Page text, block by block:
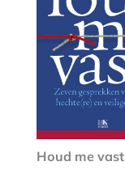
Houd me vast